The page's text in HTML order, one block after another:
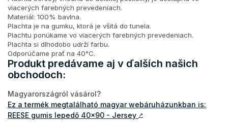
viacerých farebných prevedeniach.
Materiál: 100% bavlna.
Plachta je na gumku, ktorá je všitá do tunela.
Plachtu ponúkame vo viacerých farebných prevedeniach.
Plachta si dlhodobo udrží farbu.
Odporúčame prať na 40°C.
Produkt predávame aj v ďalších našich
obchodoch:
Magyarországról vásárol?
Ez a termék megtalálható magyar webáruházunkban is:
REESE gumis lepedő 40x90 - Jersey ↗